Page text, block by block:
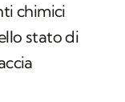
chimici
stato di